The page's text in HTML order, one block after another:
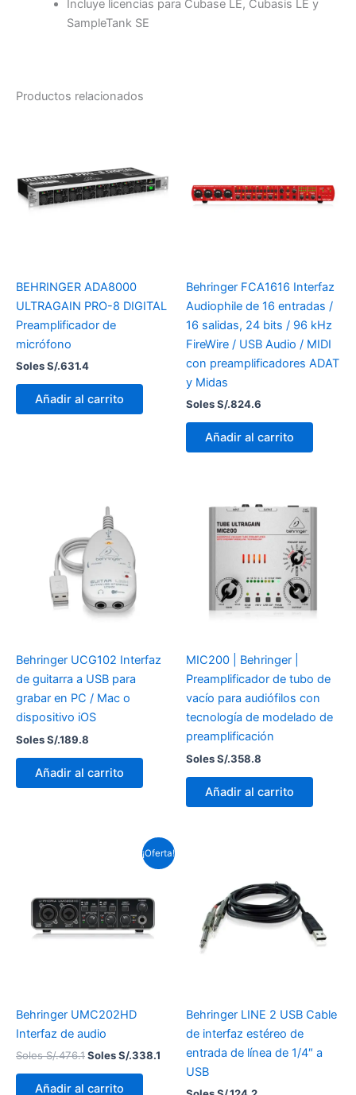
Incluye licencias para Cubase LE, Cubasis LE y
SampleTank SE
Productos relacionados
BEHRINGER ADA8000
ULTRAGAIN PRO-8 DIGITAL
Preamplificador de
micrófono
Soles S/.631.4
Añadir al carrito
Behringer FCA1616 Interfaz
Audiophile de 16 entradas /
16 salidas, 24 bits / 96 kHz
FireWire / USB Audio / MIDI
con preamplificadores ADAT
y Midas
Soles S/.824.6
Añadir al carrito
Behringer UCG102 Interfaz
de guitarra a USB para
grabar en PC / Mac o
dispositivo iOS
Soles S/.189.8
Añadir al carrito
MIC200 | Behringer |
Preamplificador de tubo de
vacío para audiófilos con
tecnología de modelado de
preamplificación
Soles S/.358.8
Añadir al carrito
¡Oferta!
Behringer UMC202HD
Interfaz de audio
Soles S/.476.1
Soles
S/.476.1.
Soles S/.338.1
El
precio
Añadir al carrito
Behringer LINE 2 USB Cable
de interfaz estéreo de
entrada de línea de 1/4″ a
USB